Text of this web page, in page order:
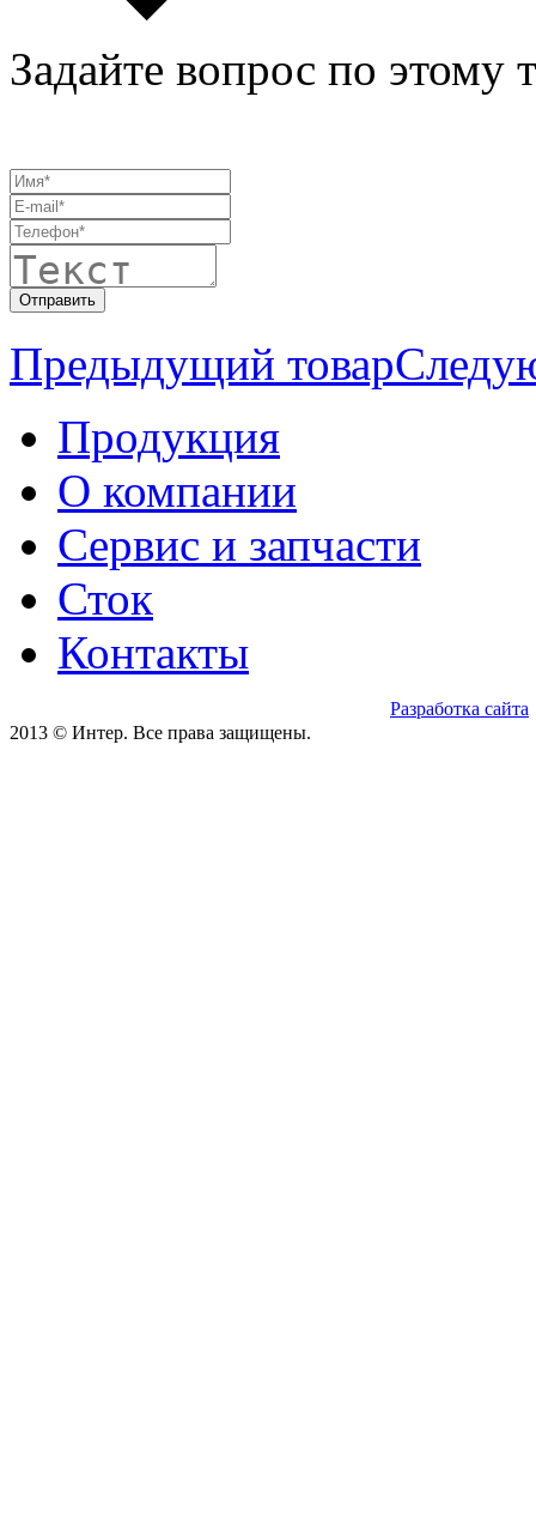
Задайте вопрос по этому
Предыдущий товар
Продукция
О компании
Сервис и запчасти
Сток
Контакты
2013 © Интер. Все права защищены.
Разработка сайта